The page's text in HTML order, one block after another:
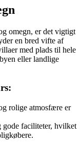
omegn, er det vigtigt
en bred vifte af
med plads til hele
eller landlige
rolige atmosfære er
faciliteter, hvilket